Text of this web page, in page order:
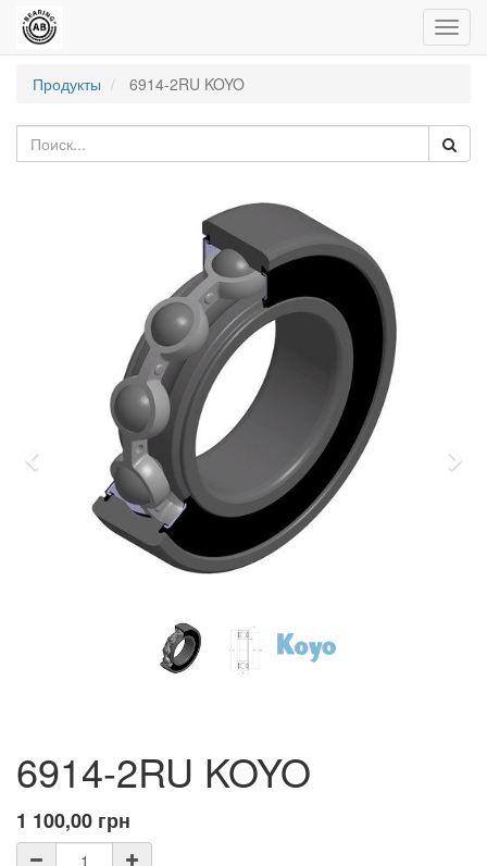
Продукты
6914-2RU KOYO
Previous
6914-2RU KOYO
1 100,00 грн